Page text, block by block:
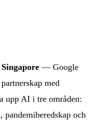
— Google
med
upp AI i tre områden:
pandemiberedskap och